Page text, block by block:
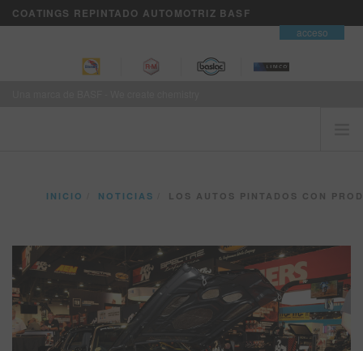
COATINGS REPINTADO AUTOMOTRIZ BASF
acceso
EL CLIENTE ES PRIMERO
SERVICIOS DE NEGOCIOS VISION+
ENTRENAMIENTO
NOTICIAS
DONDE COMPRAR
INICIO NOTICIAS LOS AUTOS PINTADOS CON PRODUCTOS BASF